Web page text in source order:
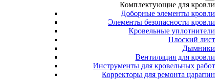
Комплектующие для кровли
Доборные элементы кровли
Элементы безопасности кровли
Кровельные уплотнители
Плоский лист
Дымники
Вентиляция для кровли
Инструменты для кровельных работ
Корректоры для ремонта царапин